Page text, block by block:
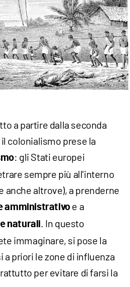
a partire dalla seconda
colonialismo prese la
: gli Stati europei
sempre più all'interno
anche altrove), a prenderne
amministrativoe a
naturali. In questo
immaginare, si pose la
priori le zone di influenza
per evitare di farsi la